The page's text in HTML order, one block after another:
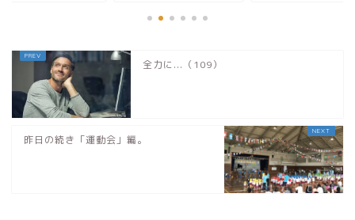
全力に...（109）
昨日の続き「運動会」編。